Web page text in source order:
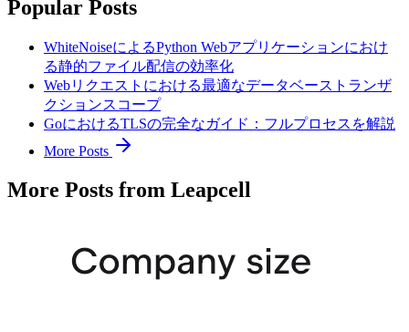
Popular Posts
WhiteNoiseによるPython Webアプリケーションにおけ
る静的ファイル配信の効率化
Webリクエストにおける最適なデータベーストランザ
クションスコープ
GoにおけるTLSの完全なガイド：フルプロセスを解説
More Posts
More Posts from Leapcell